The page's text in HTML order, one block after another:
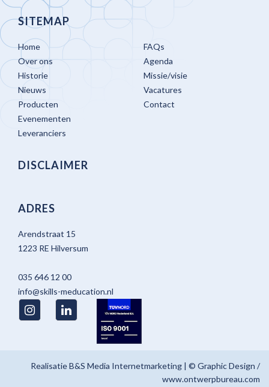
SITEMAP
Home
Over ons
Historie
Nieuws
Producten
Evenementen
Leveranciers
FAQs
Agenda
Missie/visie
Vacatures
Contact
DISCLAIMER
ADRES
Arendstraat 15
1223 RE Hilversum
035 646 12 00
info@skills-meducation.nl
RealisatieB&S Media Internetmarketing | © Graphic Design /
www.ontwerpbureau.com